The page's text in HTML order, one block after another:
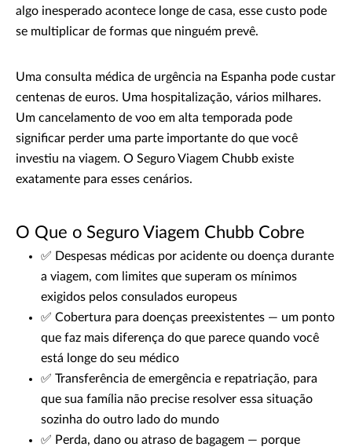
algo inesperado acontece longe de casa, esse custo pode
se multiplicar de formas que ninguém prevê.
Uma consulta médica de urgência na Espanha pode custar
centenas de euros. Uma hospitalização, vários milhares.
Um cancelamento de voo em alta temporada pode
significar perder uma parte importante do que você
investiu na viagem. O Seguro Viagem Chubb existe
exatamente para esses cenários.
O Que o Seguro Viagem Chubb Cobre
✅ Despesas médicas por acidente ou doença durante
a viagem, com limites que superam os mínimos
exigidos pelos consulados europeus
✅ Cobertura para doenças preexistentes — um ponto
que faz mais diferença do que parece quando você
está longe do seu médico
✅ Transferência de emergência e repatriação, para
que sua família não precise resolver essa situação
sozinha do outro lado do mundo
✅ Perda, dano ou atraso de bagagem — porque